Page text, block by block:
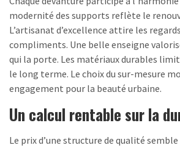
modernité des supports reflète le
L’artisanat d’excellence attire les
compliments. Une belle enseigne
qui la porte. Les matériaux durables
le long terme. Le choix du sur-mesure
engagement pour la beauté urbaine.
Un calcul rentable sur la
Le prix d’une structure de qualité